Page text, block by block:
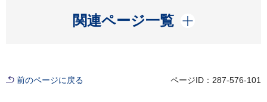
関連ページ一覧
開く
前のページに戻る ページID：287-576-101